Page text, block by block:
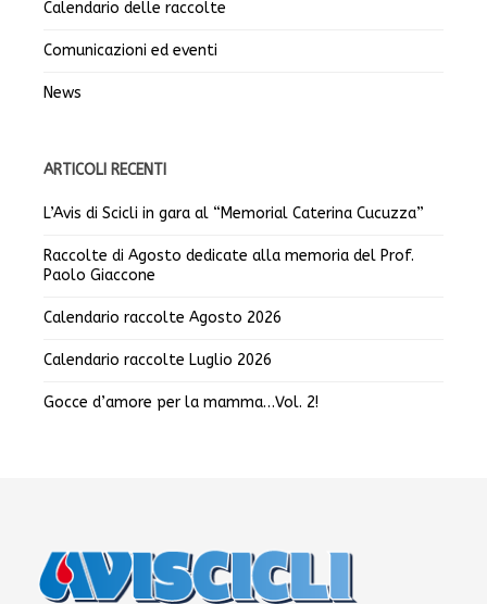
Calendario delle raccolte
Comunicazioni ed eventi
News
ARTICOLI RECENTI
L’Avis di Scicli in gara al “Memorial Caterina Cucuzza”
Raccolte di Agosto dedicate alla memoria del Prof.
Paolo Giaccone
Calendario raccolte Agosto 2026
Calendario raccolte Luglio 2026
Gocce d’amore per la mamma…Vol. 2!